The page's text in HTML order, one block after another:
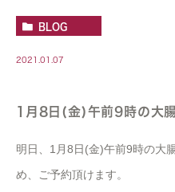
BLOG
2021.01.07
1月8日(金)午前9時の大
明日、1月8日(金)午前9時の大
め、ご予約頂けます。